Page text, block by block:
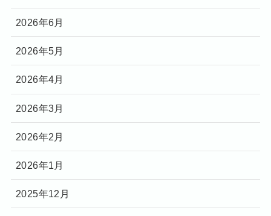
2026年6月
2026年5月
2026年4月
2026年3月
2026年2月
2026年1月
2025年12月